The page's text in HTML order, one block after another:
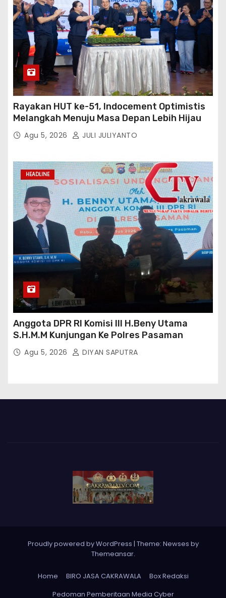
Rayakan HUT ke-51, Indocement Optimistis
Melangkah Menuju Masa Depan Lebih Hijau
Agu 5, 2026 JULI JULIYANTO
HEADLINE
Anggota DPR RI Komisi III H.Beny Utama
S.H.M.M Kunjungan Ke Polres Pasaman
Agu 5, 2026 DIYAN SAPUTRA
Proudly powered by WordPress | Theme: Newses by
Themeansar.
Home BIRO JASA CAKRAWALA
Box Redaksi
Pedoman Pemberitaan Media Cyber